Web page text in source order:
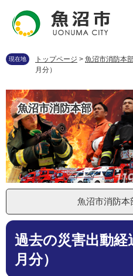
先
す
を
し
文
へ
現在地 トップページ > 魚沼市消防本
月分）
魚沼市消防本部
魚沼市消防本
本
過去の災害出動経
月分）